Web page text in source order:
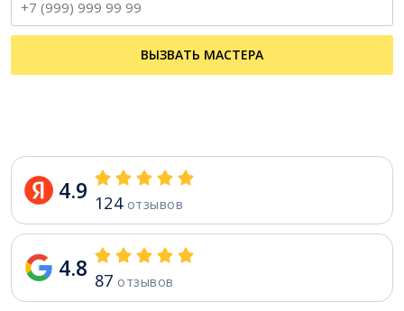
ВЫЗВАТЬ МАСТЕРА
4.9 124отзывов
4.8 87 отзывов